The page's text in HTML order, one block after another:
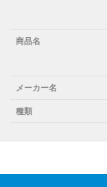
商品名
メーカー名
種類